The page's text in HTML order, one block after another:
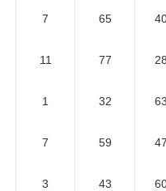
7 65
11 77 28
1 32 63
7 59 47
3 43